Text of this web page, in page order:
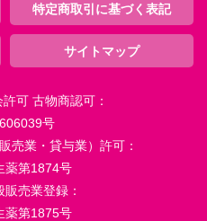
特定商取引に基づく表記
サイトマップ
可 古物商認可：
号
売業・貸与業）許可：
薬第1874号
売業登録：
薬第1875号